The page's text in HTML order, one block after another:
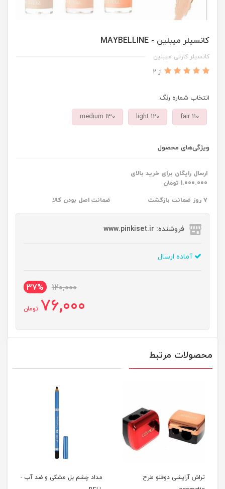
کانسیلر میبلین - MAYBELLINE
کانسیلر کارتی میبلین
از 2
انتخاب شماره رنگ:
fair 110
light 120
medium 130
ویژگی‌های محصول
ارسال رایگان برای خرید بالای
1.000.000 تومان
۷ روز ضمانت بازگشت ضمانت اصل بودن کالا
فروشنده: www.pinkiset.ir
آماده ارسال
120,000
37%
76,000 تومان
محصولات مرتبط
تراش آرایشی دوقلو طرح
مداد چشم بل مشکی و ضد آب -